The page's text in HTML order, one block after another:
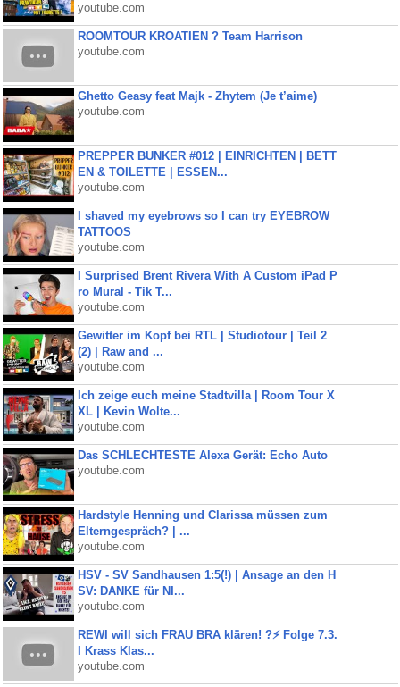
youtube.com
ROOMTOUR KROATIEN ? Team Harrison
youtube.com
Ghetto Geasy feat Majk - Zhytem (Je t’aime)
youtube.com
PREPPER BUNKER #012 | EINRICHTEN | BETT
EN & TOILETTE | ESSEN...
youtube.com
I shaved my eyebrows so I can try EYEBROW
TATTOOS
youtube.com
I Surprised Brent Rivera With A Custom iPad P
ro Mural - Tik T...
youtube.com
Gewitter im Kopf bei RTL | Studiotour | Teil 2
(2) | Raw and ...
youtube.com
Ich zeige euch meine Stadtvilla | Room Tour X
XL | Kevin Wolte...
youtube.com
Das SCHLECHTESTE Alexa Gerät: Echo Auto
youtube.com
Hardstyle Henning und Clarissa müssen zum
Elterngespräch? | ...
youtube.com
HSV - SV Sandhausen 1:5(!) | Ansage an den H
SV: DANKE für NI...
youtube.com
REWI will sich FRAU BRA klären! ?⚡️ Folge 7.3.
I Krass Klas...
youtube.com